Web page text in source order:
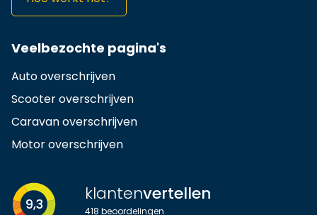
Veelbezochte pagina's
Auto overschrijven
Scooter overschrijven
Caravan overschrijven
Motor overschrijven
9,3 klantenvertellen
418 beoordelingen